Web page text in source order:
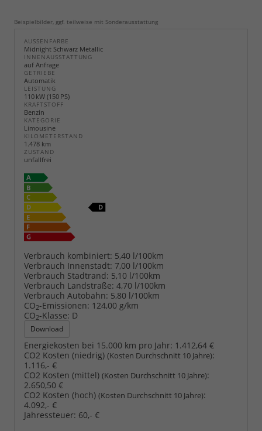
Beispielbilder, ggf. teilweise mit Sonderausstattung
AUSSENFARBE
Midnight Schwarz Metallic
INNENAUSSTATTUNG
auf Anfrage
GETRIEBE
Automatik
LEISTUNG
110 kW (150 PS)
KRAFTSTOFF
Benzin
KATEGORIE
Limousine
KILOMETERSTAND
1.478 km
ZUSTAND
unfallfrei
Verbrauch kombiniert: 5,40 l/100km
Verbrauch Innenstadt: 7,00 l/100km
Verbrauch Stadtrand: 5,10 l/100km
Verbrauch Landstraße: 4,70 l/100km
Verbrauch Autobahn: 5,80 l/100km
CO2-Emissionen: 124,00 g/km
CO2-Klasse: D
Download
Energiekosten bei 15.000 km pro Jahr: 1.412,64 €
CO2 Kosten (niedrig) (Kosten Durchschnitt 10 Jahre):
1.116,- €
CO2 Kosten (mittel) (Kosten Durchschnitt 10 Jahre):
2.650,50 €
CO2 Kosten (hoch) (Kosten Durchschnitt 10 Jahre):
4.092,- €
Jahressteuer: 60,- €